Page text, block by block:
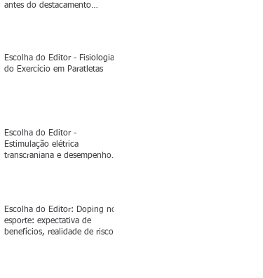
antes do destacamento
Escolha do Editor - Fisiologia
do Exercício em Paratletas
Escolha do Editor -
Estimulação elétrica
transcraniana e desempenho
Escolha do Editor: Doping no
esporte: expectativa de
benefícios, realidade de riscos